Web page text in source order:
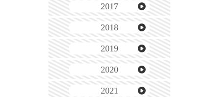
2017
2018
2019
2020
2021